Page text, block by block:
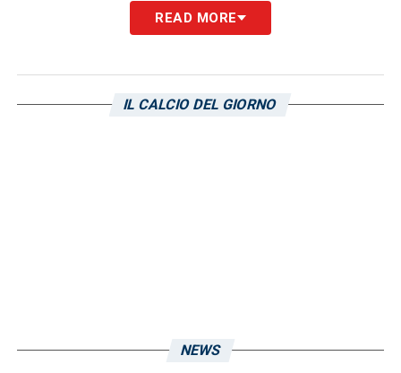
I dettagli sul futuro di Gaetano
in nerazzurro.
READ MORE
IL CALCIO DEL GIORNO
NEWS